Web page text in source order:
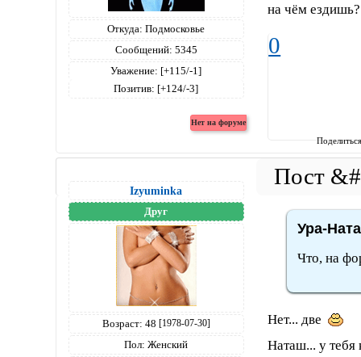
Откуда: Подмосковье
Сообщений: 5345
Уважение: [+115/-1]
Позитив: [+124/-3]
на чём ездишь?
0
Izyuminka
Друг
Возраст: 48 [1978-07-30]
Пол: Женский
Ура-
Что, на
Нет... две
Наташ... у тебя